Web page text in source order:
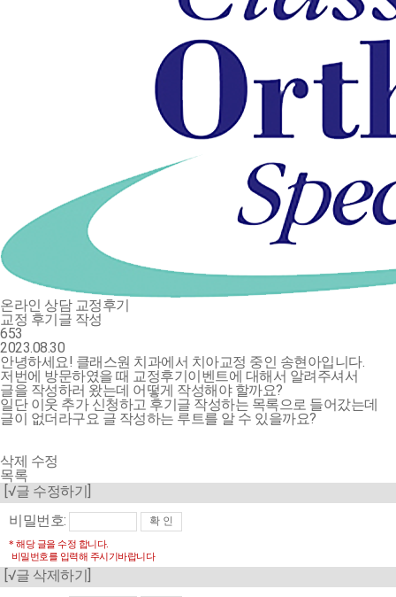
온라인 상담 교정후기
교정 후기글 작성
653
2023.08.30
안녕하세요! 클래스원 치과에서 치아교정 중인 송현아입니다.
저번에 방문하였을 때 교정후기이벤트에 대해서 알려주셔서
글을 작성하러 왔는데 어떻게 작성해야 할까요?
일단 이웃 추가 신청하고 후기글 작성하는 목록으로 들어갔는데
글이 없더라구요 글 작성하는 루트를 알 수 있을까요?
삭제 수정
목록
[√글 수정하기]
비밀번호:
* 해당 글을 수정 합니다.
비밀번호를 입력해 주시기바랍니다
[√글 삭제하기]